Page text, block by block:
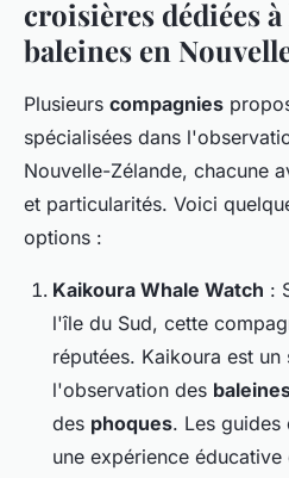
croisières dédiées
baleines en
Plusieurs compagnies
spécialisées dans
Nouvelle-Zélande, chacune
et particularités. Voici
options :
Kaikoura Whale Watch :
l'île du Sud, cette
réputées. Kaikoura est
l'observation des
des phoques. Les guides
une expérience éducative